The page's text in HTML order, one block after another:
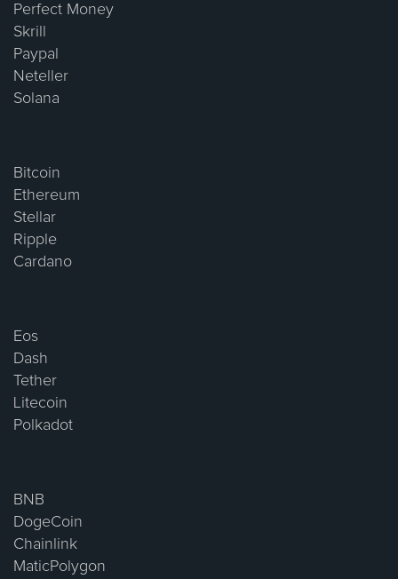
Perfect Money
Skrill
Paypal
Neteller
Solana
Bitcoin
Ethereum
Stellar
Ripple
Cardano
Eos
Dash
Tether
Litecoin
Polkadot
BNB
DogeCoin
Chainlink
MaticPolygon